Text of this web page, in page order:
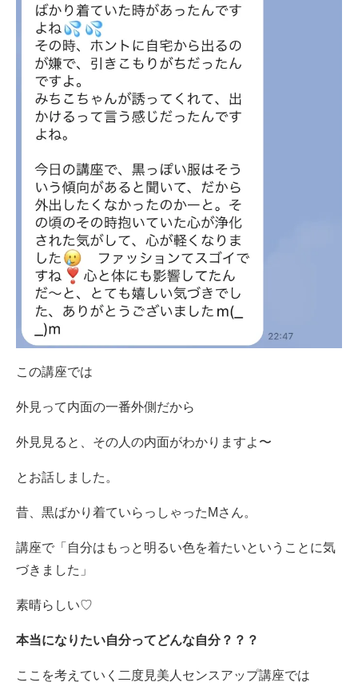
この講座では
外見って内面の一番外側だから
外見見ると、その人の内面がわかりますよ〜
とお話しました。
昔、黒ばかり着ていらっしゃったMさん。
講座で「自分はもっと明るい色を着たいということに気
づきました」
素晴らしい♡
本当になりたい自分ってどんな自分？？？
ここを考えていく二度見美人センスアップ講座では